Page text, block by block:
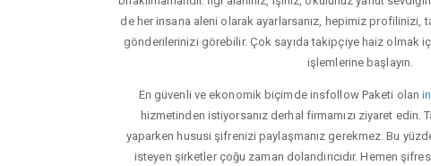
de her insana aleni olarak ayarlarsanız, hepimiz profilinizi,
gönderilerinizi görebilir. Çok sayıda takipçiye haiz olmak
işlemlerine başlayın.
En güvenli ve ekonomik biçimde insfollow Paketi olan
hizmetinden istiyorsanız derhal firmamızı ziyaret edin.
yaparken hususi şifrenizi paylaşmanız gerekmez. Bu
isteyen şirketler çoğu zaman dolandırıcıdır. Hemen